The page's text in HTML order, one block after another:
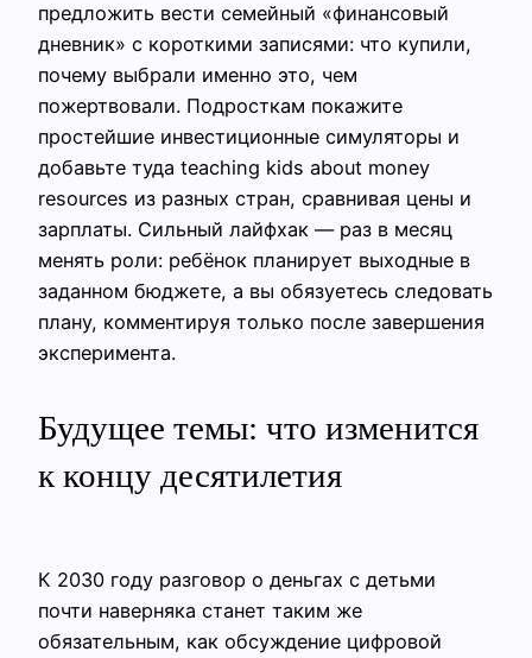
предложить вести семейный «финансовый
дневник» с короткими записями: что купили,
почему выбрали именно это, чем
пожертвовали. Подросткам покажите
простейшие инвестиционные симуляторы и
добавьте туда teaching kids about money
resources из разных стран, сравнивая цены и
зарплаты. Сильный лайфхак — раз в месяц
менять роли: ребёнок планирует выходные в
заданном бюджете, а вы обязуетесь следовать
плану, комментируя только после завершения
эксперимента.
Будущее темы: что изменится
к концу десятилетия
К 2030 году разговор о деньгах с детьми
почти наверняка станет таким же
обязательным, как обсуждение цифровой